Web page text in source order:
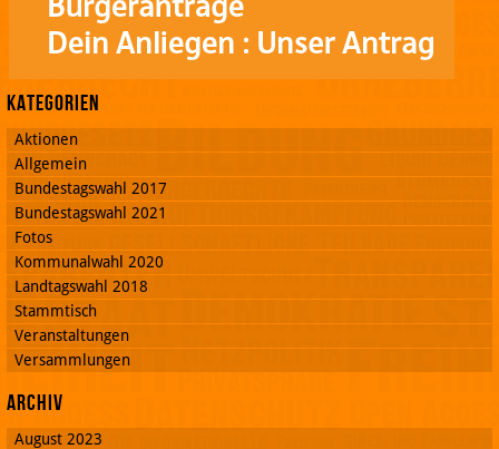
Kategorien
Aktionen
Allgemein
Bundestagswahl 2017
Bundestagswahl 2021
Fotos
Kommunalwahl 2020
Landtagswahl 2018
Stammtisch
Veranstaltungen
Versammlungen
Archiv
August 2023